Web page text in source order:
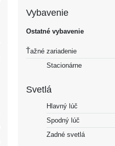
Vybavenie
Ostatné vybavenie
Ťažné zariadenie
Stacionárne
Svetlá
Hlavný lúč
Spodný lúč
Zadné svetlá